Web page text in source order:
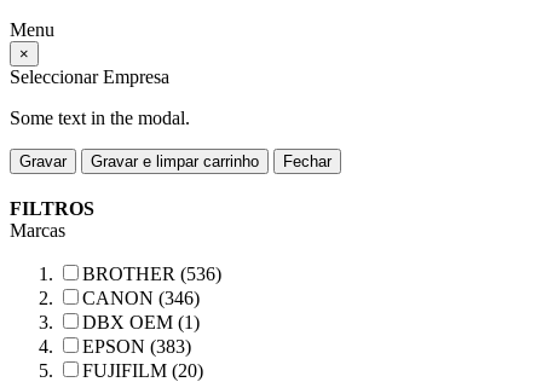
Menu
×
Seleccionar Empresa
Some text in the modal.
Gravar Gravar e limpar carrinho Fechar
FILTROS
Marcas
BROTHER (536)
CANON (346)
DBX OEM (1)
EPSON (383)
FUJIFILM (20)